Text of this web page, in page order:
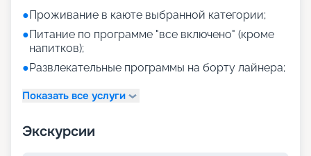
●Проживание в каюте выбранной категории;
●Питание по программе "все включено" (кроме
напитков);
●Развлекательные программы на борту лайнера;
Показать все услуги
Экскурсии